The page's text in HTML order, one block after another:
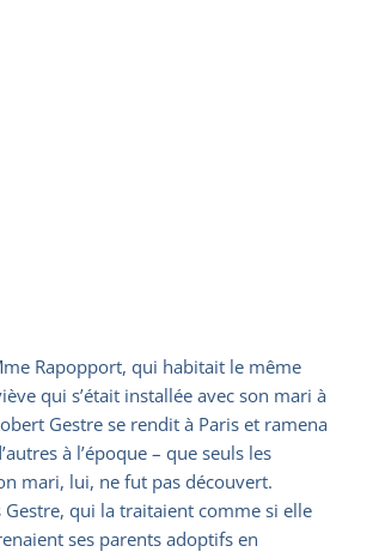
Rapopport, qui habitait le même
qui s’était installée avec son mari à
Gestre se rendit à Paris et ramena
à l’époque – que seuls les
mari, lui, ne fut pas découvert.
Gestre, qui la traitaient comme si elle
ses parents adoptifs en